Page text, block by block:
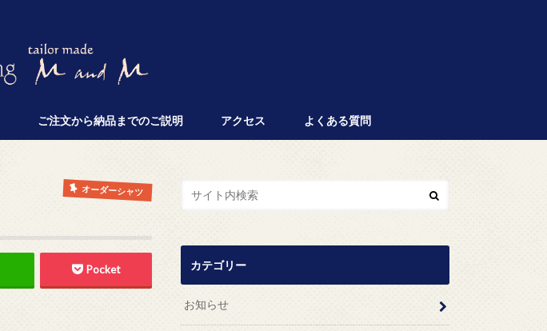
ご注文から納品までのご説明 アクセス よくある質問
オーダーシャツ
Pocket カテゴリー
お知らせ